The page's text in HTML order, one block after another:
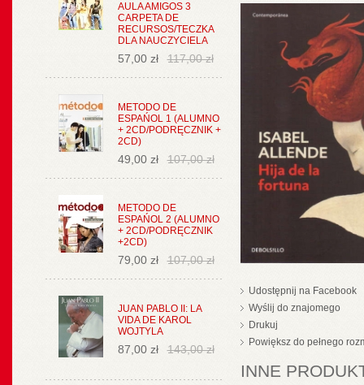
AULA AMIGOS 3
CARPETA DE
RECURSOS/TECZKA
DLA NAUCZYCIELA
57,00 zł 117,00 zł
METODO DE
ESPAŃOL 1 (ALUMNO
+ 2CD/PODRĘCZNIK +
2CD)
49,00 zł 107,00 zł
METODO DE
ESPAŃOL 2 (ALUMNO
+ 2CD/PODRĘCZNIK
+2CD)
79,00 zł 107,00 zł
JUAN PABLO II: LA
VIDA DE KAROL
WOJTYLA
87,00 zł 143,00 zł
Udostępnij na Facebook
Wyślij do znajomego
Drukuj
Powiększ do pełnego
INNE